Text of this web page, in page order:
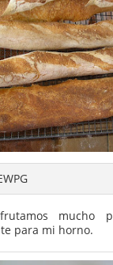
en La Cocina
soberbias.
y tiempos
al calor
piedras
que tengo
forzada. Y
baguetes -
en forma de
a esa
de nuestros
yo).